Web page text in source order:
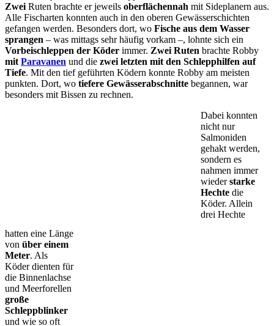
Zwei Ruten brachte er jeweils oberflächennah mit Sideplanern aus.
Alle Fischarten konnten auch in den oberen Gewässerschichten
gefangen werden. Besonders dort, wo Fische aus dem Wasser
sprangen – was mittags sehr häufig vorkam –, lohnte sich ein
Vorbeischleppen der Köder immer. Zwei Ruten brachte Robby
mit Paravanen und die zwei letzten mit den Schlepphilfen auf
Tiefe. Mit den tief geführten Ködern konnte Robby am meisten
punkten. Dort, wo tiefere Gewässerabschnitte begannen, war
besonders mit Bissen zu rechnen.
Dabei konnten
nicht nur
Salmoniden
gehakt werden,
sondern es
nahmen immer
wiederstarke
Hechte die
Köder. Allein
drei Hechte
hatten eine Länge
von über einem
Meter. Als
Köder dienten für
die Binnenlachse
und Meerforellen
große
Schleppblinker
und wie so oft